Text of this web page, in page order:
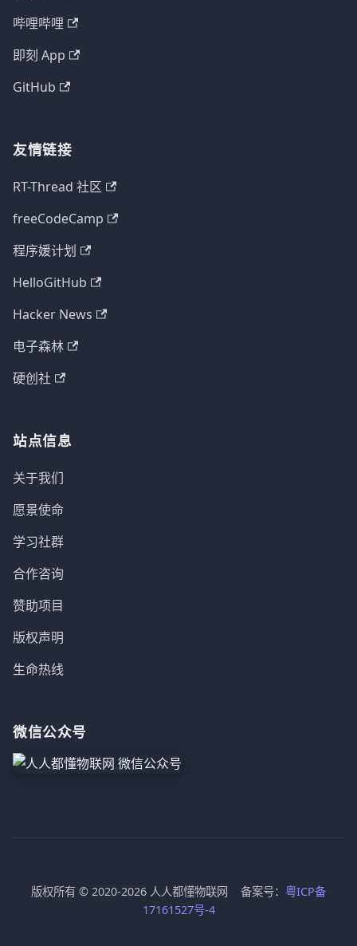
哔哩哔哩
即刻 App
GitHub
友情链接
RT-Thread 社区
freeCodeCamp
程序媛计划
HelloGitHub
Hacker News
电子森林
硬创社
站点信息
关于我们
愿景使命
学习社群
合作咨询
赞助项目
版权声明
生命热线
微信公众号
版权所有 © 2020-2026 人人都懂物联网 备案号： 粤ICP备
17161527号-4